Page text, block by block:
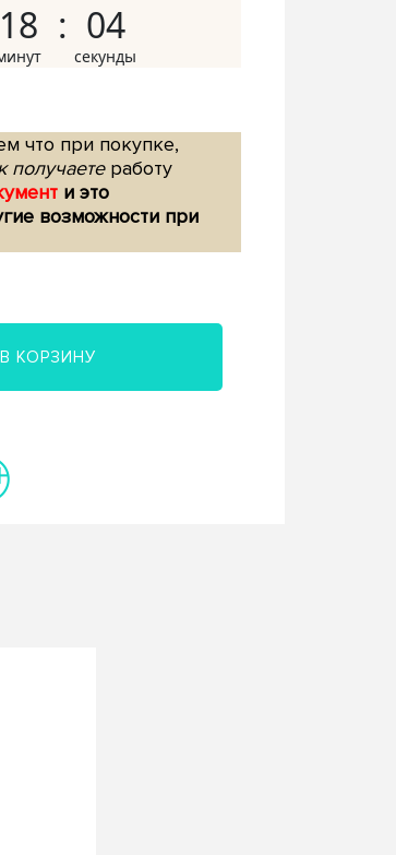
18 03
что при покупке,
получаетеработу
и это
возможности при
КОРЗИНУ